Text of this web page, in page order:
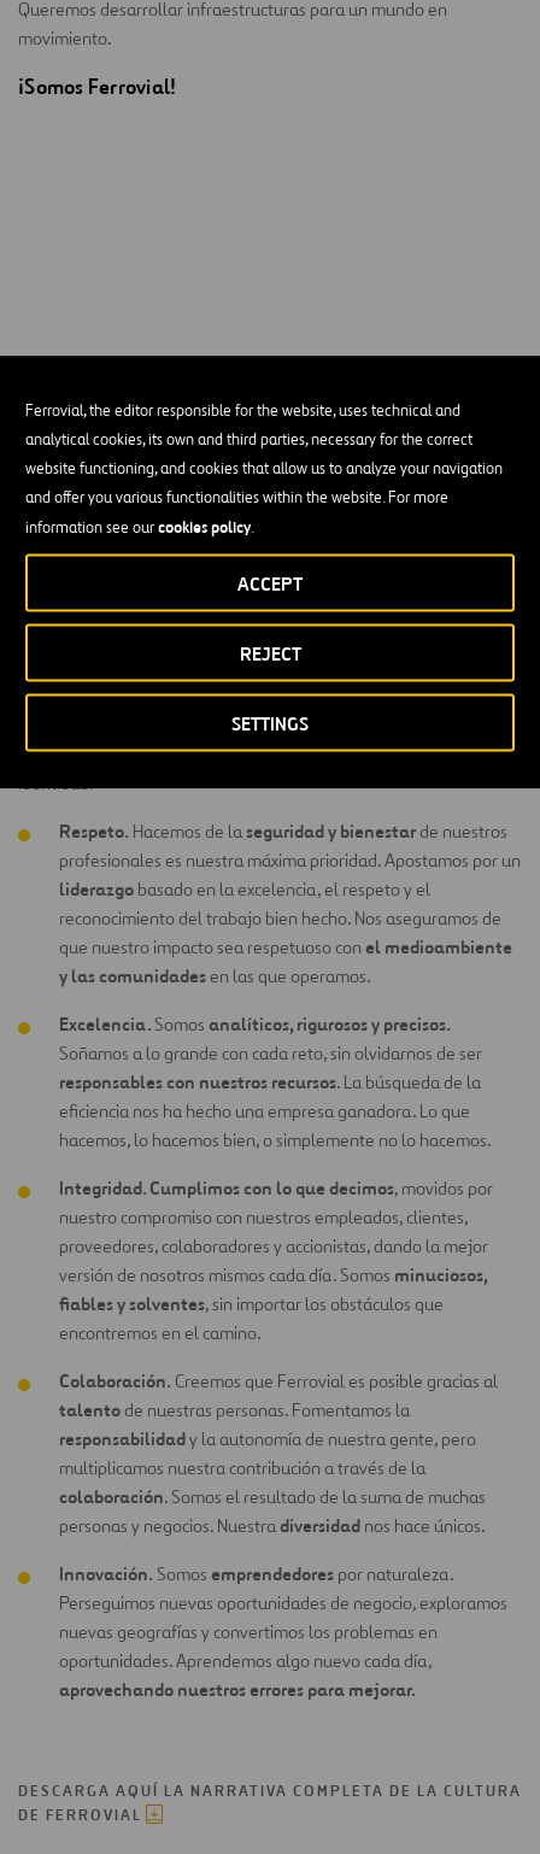
Ferrovial, the editor responsible for the website, uses technical and
analytical cookies, its own and third parties, necessary for the correct
website functioning, and cookies that allow us to analyze your navigation
and offer you various functionalities within the website. For more
information see ourcookies policy.
SETTINGS
REJECT
ACCEPT
Queremos desarrollar infraestructuras para un mundo en
movimiento.
¡Somos Ferrovial!
cookies to access this content
Nuestros valores
Contamos con cinco valores que están grabados en el ADN de
nuestra cultura corporativa. Unos valores que son nuestra seña de
identidad:
Respeto. Hacemos de laseguridad y bienestarde nuestros
profesionales es nuestra máxima prioridad. Apostamos por un
liderazgo basado en la excelencia, el respeto y el
reconocimiento del trabajo bien hecho. Nos aseguramos de
que nuestro impacto sea respetuoso con el medioambiente
y las comunidades en las que operamos.
Excelencia.Somos analíticos, rigurosos y precisos.
Soñamos a lo grande con cada reto, sin olvidarnos de ser
responsables con nuestros recursos. La búsqueda de la
eficiencia nos ha hecho una empresa ganadora. Lo que
hacemos, lo hacemos bien, o simplemente no lo hacemos.
Integridad. Cumplimos con lo que decimos, movidos por
nuestro compromiso con nuestros empleados, clientes,
proveedores, colaboradores y accionistas, dando la mejor
versión de nosotros mismos cada día. Somos minuciosos,
fiables y solventes, sin importar los obstáculos que
encontremos en el camino.
Colaboración. Creemos que Ferrovial es posible gracias al
talentode nuestras personas. Fomentamos la
responsabilidady la autonomía de nuestra gente, pero
multiplicamos nuestra contribución a través de la
colaboración. Somos el resultado de la suma de muchas
personas y negocios. Nuestradiversidad nos hace únicos.
Innovación. Somos emprendedores por naturaleza.
Perseguimos nuevas oportunidades de negocio, exploramos
nuevas geografías y convertimos los problemas en
oportunidades. Aprendemos algo nuevo cada día,
aprovechando nuestros errores para mejorar.
DESCARGA AQUÍ LA NARRATIVA COMPLETA DE LA CULTURA
DE FERROVIAL